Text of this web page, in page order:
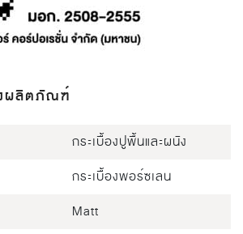
ผลิตภัณฑ์
กระเบื้องปูพื้นและผนัง
กระเบื้องพอร์ซเลน
Matt